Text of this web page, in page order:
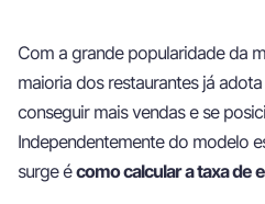
Com a grande popularidade da
maioria dos restaurantes já
conseguir mais vendas e se
Independentemente do modelo
surge écomo calcular a taxa de